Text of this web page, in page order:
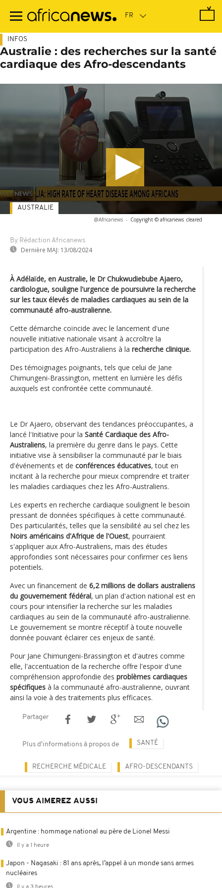
contenu
INFOS
Australie : des recherches sur la santé
cardiaque des Afro-descendants
@Africanews - Copyright © africanews cleared
By Rédaction Africanews
Dernière MAJ: 13/08/2024
AUSTRALIE
À Adélaïde, en Australie, le Dr Chukwudiebube Ajaero,
cardiologue, souligne l'urgence de poursuivre la recherche
sur les taux élevés de maladies cardiaques au sein de la
communauté afro-australienne.
Cette démarche coïncide avec le lancement d'une
nouvelle initiative nationale visant à accroître la
participation des Afro-Australiens à la recherche clinique.
Des témoignages poignants, tels que celui de Jane
Chimungeni-Brassington, mettent en lumière les défis
auxquels est confrontée cette communauté.
Le Dr Ajaero, observant des tendances préoccupantes, a
lancé l'Initiative pour la Santé Cardiaque des Afro-
Australiens, la première du genre dans le pays. Cette
initiative vise à sensibiliser la communauté par le biais
d'événements et de conférences éducatives, tout en
incitant à la recherche pour mieux comprendre et traiter
les maladies cardiaques chez les Afro-Australiens.
Les experts en recherche cardiaque soulignent le besoin
pressant de données spécifiques à cette communauté.
Des particularités, telles que la sensibilité au sel chez les
Noirs américains d'Afrique de l'Ouest, pourraient
s'appliquer aux Afro-Australiens, mais des études
approfondies sont nécessaires pour confirmer ces liens
potentiels.
Avec un financement de 6,2 millions de dollars australiens
du gouvernement fédéral, un plan d'action national est en
cours pour intensifier la recherche sur les maladies
cardiaques au sein de la communauté afro-australienne.
Le gouvernement se montre réceptif à toute nouvelle
donnée pouvant éclairer ces enjeux de santé.
Pour Jane Chimungeni-Brassington et d'autres comme
elle, l'accentuation de la recherche offre l'espoir d'une
compréhension approfondie des problèmes cardiaques
spécifiques à la communauté afro-australienne, ouvrant
ainsi la voie à des traitements plus efficaces.
Partager
Plus d'informations à propos de SANTÉ
RECHERCHE MÉDICALE AFRO-DESCENDANTS
VOUS AIMEREZ AUSSI
Argentine : hommage national au père de Lionel Messi
Il y a 1 heure
Japon - Nagasaki : 81 ans après, l’appel à un monde sans armes
nucléaires